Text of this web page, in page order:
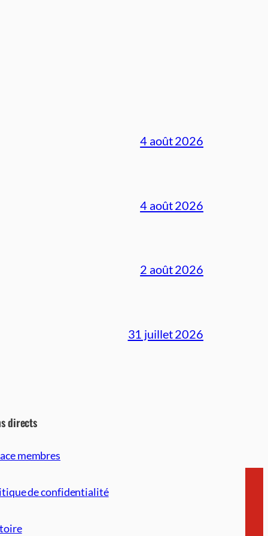
4 août 2026
4 août 2026
2 août 2026
31 juillet 2026
directs
membres
de confidentialité